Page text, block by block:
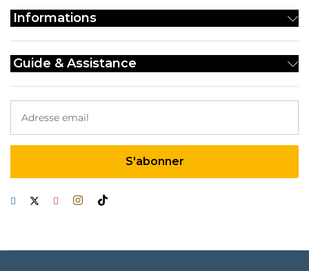
Informations
Guide & Assistance